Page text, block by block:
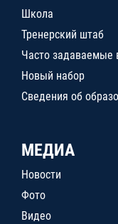
Школа
Тренерский штаб
Часто задаваемые
Новый набор
Сведения об
МЕДИА
Новости
Фото
Видео